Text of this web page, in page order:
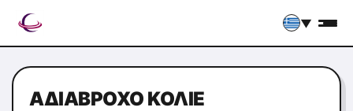
▼
ΑΔΙΆΒΡΟΧΟ ΚΟΛΙΈ